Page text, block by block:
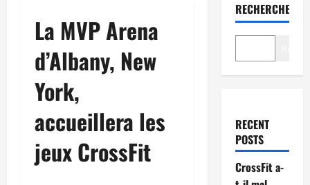
La MVP Arena
d’Albany, New
York,
accueillera les
jeux CrossFit
RECHERCHER
RECENT
POSTS
CrossFit a-